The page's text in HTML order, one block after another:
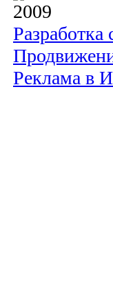
2009
Разработка
Реклама в